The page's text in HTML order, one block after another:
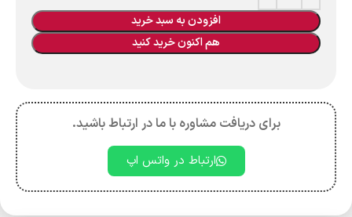
افزودن به سبد خرید
هم اکنون خرید کنید
برای دریافت مشاوره با ما در ارتباط باشید.
ارتباط در واتس اپ